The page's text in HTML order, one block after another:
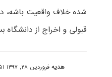
شده خلاف واقعیت باشه،
قبولی و اخراج از دانشگاه
هدیهفروردین ۲۸, ۱۳۹۷ at ۱۱:۵۱ ب٫ظ